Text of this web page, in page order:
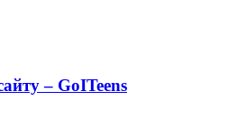
– GoITeens